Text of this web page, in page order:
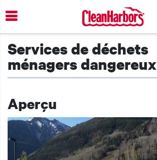
Skip
to
main
content
Services de déchets
ménagers dangereux
Aperçu